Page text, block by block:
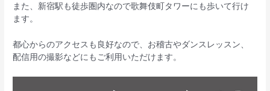
また、新宿駅も徒歩圏内なので歌舞伎町タワーにも歩いて行け
ます。
都心からのアクセスも良好なので、お稽古やダンスレッスン、
配信用の撮影などにもご利用いただけます。